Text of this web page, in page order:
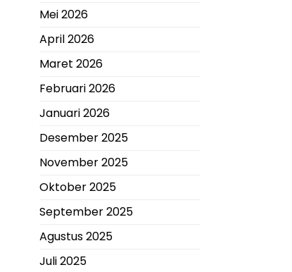
Mei 2026
April 2026
Maret 2026
Februari 2026
Januari 2026
Desember 2025
November 2025
Oktober 2025
September 2025
Agustus 2025
Juli 2025